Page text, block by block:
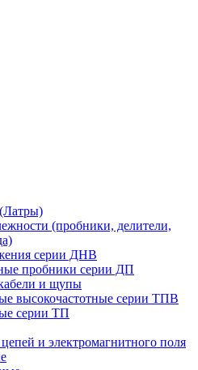
(пробники, делители,
серии ДНВ
пробники серии ДП
и щупы
высокочастотные серии ТПВ
серии ТП
и электромагнитного поля